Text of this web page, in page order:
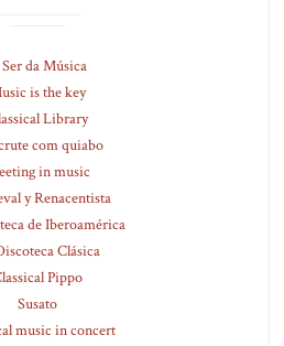
da Música
is the key
Library
com quiabo
in music
y Renacentista
de Iberoamérica
Clásica
Pippo
Susato
music in concert